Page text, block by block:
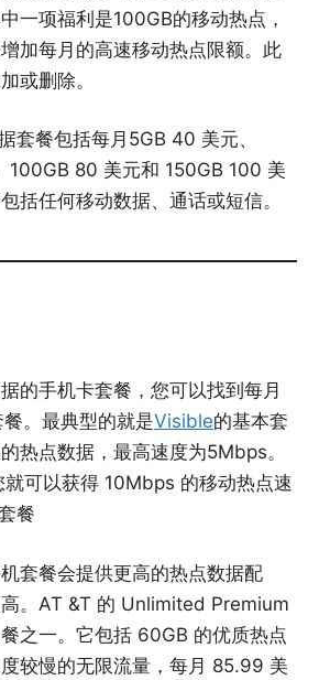
一项福利是100GB的移动热点，
加每月的高速移动热点限额。此
或删除。
套餐包括每月5GB 40 美元、
100GB 80 美元和 150GB 100 美
括任何移动数据、通话或短信。
的手机卡套餐，您可以找到每月
。最典型的就是Visible的基本套
热点数据，最高速度为5Mbps。
可以获得 10Mbps 的移动热点速
餐
套餐会提供更高的热点数据配
。AT &T 的 Unlimited Premium
之一。它包括 60GB 的优质热点
较慢的无限流量，每月 85.99 美